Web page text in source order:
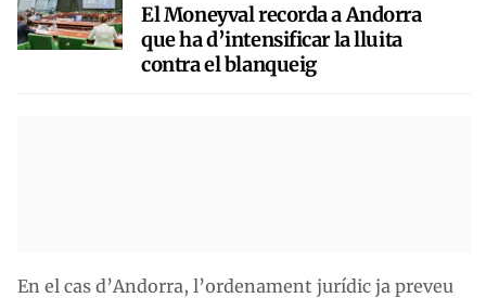
El Moneyval recorda a Andorra
que ha d’intensificar la lluita
contra el blanqueig
En el cas d’Andorra, l’ordenament jurídic ja preveu